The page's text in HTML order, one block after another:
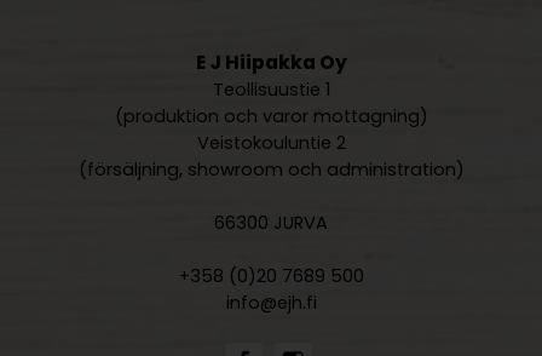
E J Hiipakka Oy
Teollisuustie 1
(produktion och varor mottagning)
Veistokouluntie 2
(försäljning, showroom och administration)
66300 JURVA
+358 (0)20 7689 500
info@ejh.fi